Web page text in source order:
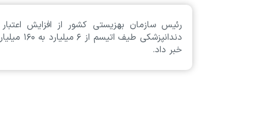
رئیس سازمان بهزیستی کشور از افزایش
دندانپزشکی طیف
خبر داد.